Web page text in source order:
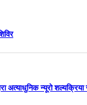
अत्याधुनिक न्यूरो